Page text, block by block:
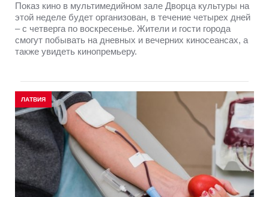
Показ кино в мультимедийном зале Дворца культуры на
этой неделе будет организован, в течение четырех дней
– с четверга по воскресенье. Жители и гости города
смогут побывать на дневных и вечерних киносеансах, а
также увидеть кинопремьеру.
ЛАТВИЯ